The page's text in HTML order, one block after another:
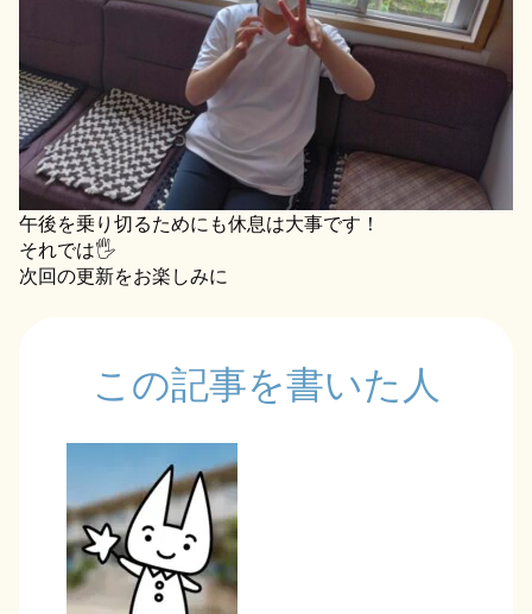
午後を乗り切るためにも休息は大事です！
それでは🖐️
次回の更新をお楽しみに
この記事を書いた人